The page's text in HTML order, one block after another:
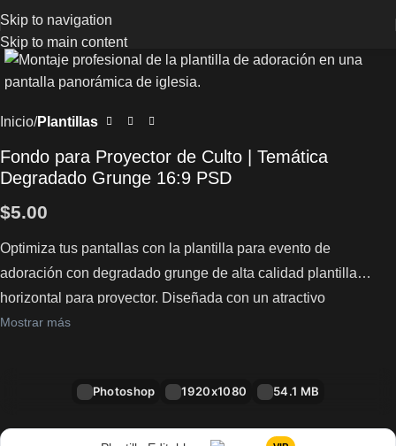
Skip to navigation
Skip to main content
Inicio Plantillas
Fondo para Proyector de Culto | Temática
Degradado Grunge 16:9 PSD
$5.00
Optimiza tus pantallas con la plantilla para evento de
adoración con degradado grunge de alta calidad plantilla
horizontal para proyector. Diseñada con un atractivo
degradado grunge en cálidos tonos, es perfecta para anuncios
Mostrar más
Photoshop 1920x1080 54.1 MB